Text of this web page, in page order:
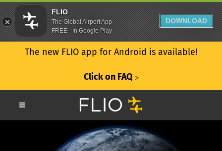
The new FLIO app for Android is available!
Click on FAQ ᐳ
FLIO
The Global Airport App
FREE - In Google Play
DOWNLOAD